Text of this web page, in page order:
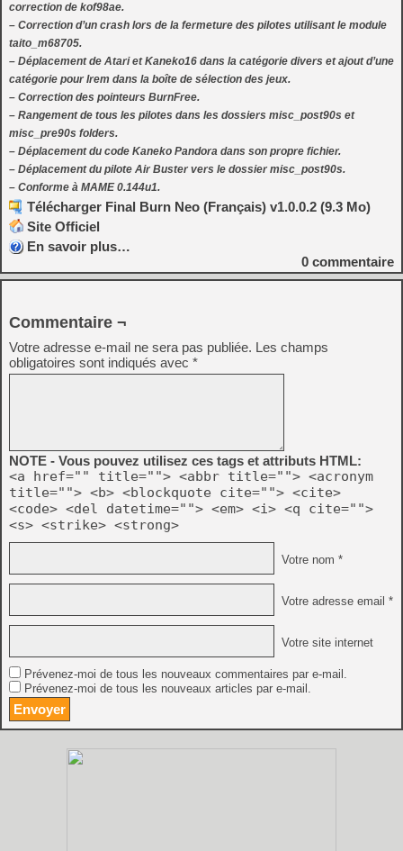
correction de kof98ae.
– Correction d’un crash lors de la fermeture des pilotes utilisant le module
taito_m68705.
– Déplacement de Atari et Kaneko16 dans la catégorie divers et ajout d’une
catégorie pour Irem dans la boîte de sélection des jeux.
– Correction des pointeurs BurnFree.
– Rangement de tous les pilotes dans les dossiers misc_post90s et
misc_pre90s folders.
– Déplacement du code Kaneko Pandora dans son propre fichier.
– Déplacement du pilote Air Buster vers le dossier misc_post90s.
– Conforme à MAME 0.144u1.
Télécharger Final Burn Neo (Français) v1.0.0.2 (9.3 Mo)
Site Officiel
En savoir plus…
0 commentaire
Commentaire ¬
Votre adresse e-mail ne sera pas publiée. Les champs
obligatoires sont indiqués avec *
NOTE - Vous pouvez utilisez ces tags et attributs HTML:
<a href="" title=""> <abbr title=""> <acronym
title=""> <b> <blockquote cite=""> <cite>
<code> <del datetime=""> <em> <i> <q cite="">
<s> <strike> <strong>
Votre nom *
Votre adresse email *
Votre site internet
Prévenez-moi de tous les nouveaux commentaires par e-mail.
Prévenez-moi de tous les nouveaux articles par e-mail.